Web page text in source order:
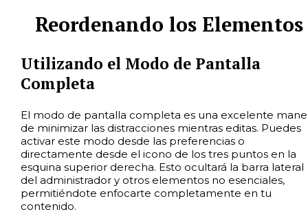
Reordenando los Elementos
Utilizando el Modo de Pantalla
Completa
El modo de pantalla completa es una excelente
de minimizar las distracciones mientras editas. Puedes
activar este modo desde las preferencias o
directamente desde el icono de los tres puntos en la
esquina superior derecha. Esto ocultará la barra lateral
del administrador y otros elementos no esenciales,
permitiéndote enfocarte completamente en tu
contenido.